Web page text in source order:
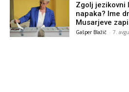
Zgolj jezikovni
napaka? Ime
Musarjeve
Gašper Blažič - 7.